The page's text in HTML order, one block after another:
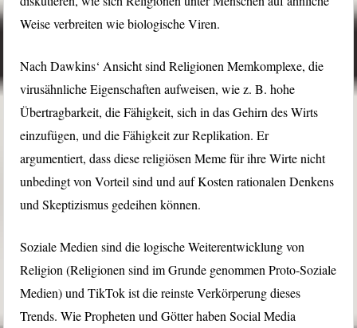
Weise verbreiten wie biologische Viren.
Nach Dawkins‘ Ansicht sind Religionen Memkomplexe, die
virusähnliche Eigenschaften aufweisen, wie z. B. hohe
Übertragbarkeit, die Fähigkeit, sich in das Gehirn des Wirts
einzufügen, und die Fähigkeit zur Replikation. Er
argumentiert, dass diese religiösen Meme für ihre Wirte nicht
unbedingt von Vorteil sind und auf Kosten rationalen Denkens
und Skeptizismus gedeihen können.
Soziale Medien sind die logische Weiterentwicklung von
Religion (Religionen sind im Grunde genommen Proto-Soziale
Medien) und TikTok ist die reinste Verkörperung dieses
Trends. Wie Propheten und Götter haben Social Media